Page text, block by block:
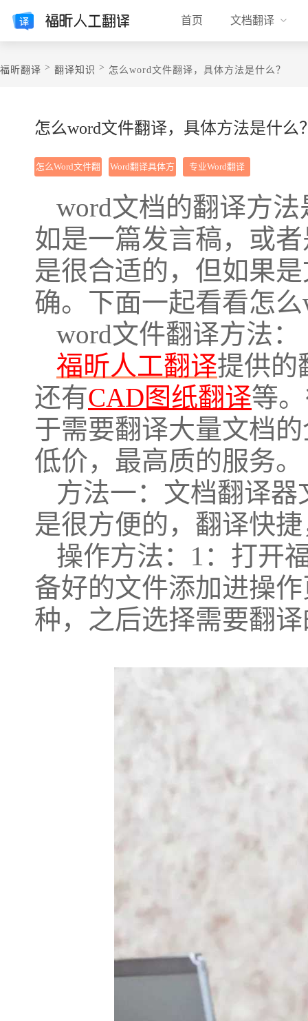
首页 文档翻译
福昕翻译 > 翻译知识 > ​怎么word文件翻译，具体方法是什么？
怎么word文件翻译，具体方法是什么
怎么Word文件翻
Word翻译具体方
专业Word翻译
word文档的翻译方
如是一篇发言稿，或
是很合适的，但如果
确。下面一起看看怎
word文件翻译方法：
福昕人工翻译提供的
还有CAD图纸翻译等
于需要翻译大量文档
低价，最高质的服务。
方法一：文档翻译
是很方便的，翻译快
操作方法：1：打开
备好的文件添加进操
种，之后选择需要翻